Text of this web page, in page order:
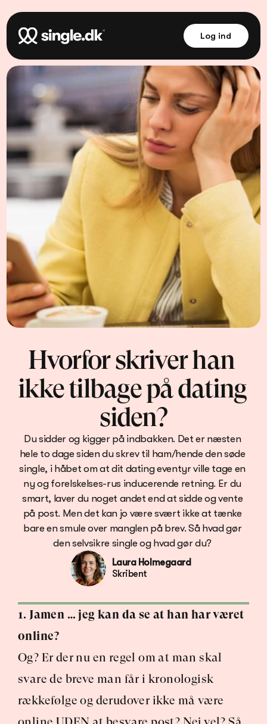
Log ind
Hvorfor skriver han
ikke tilbage på dating
siden?
Du sidder og kigger på indbakken. Det er næsten
hele to dage siden du skrev til ham/hende den søde
single, i håbet om at dit dating eventyr ville tage en
ny og forelskelses-rus inducerende retning. Er du
smart, laver du noget andet end at sidde og vente
på post. Men det kan jo være svært ikke at tænke
bare en smule over manglen på brev. Så hvad gør
den selvsikre single og hvad gør du?
Laura Holmegaard
Skribent
1. Jamen … jeg kan da se at han har været
online?
Og? Er der nu en regel om at man skal
svare de breve man får i kronologisk
rækkefølge og derudover ikke må være